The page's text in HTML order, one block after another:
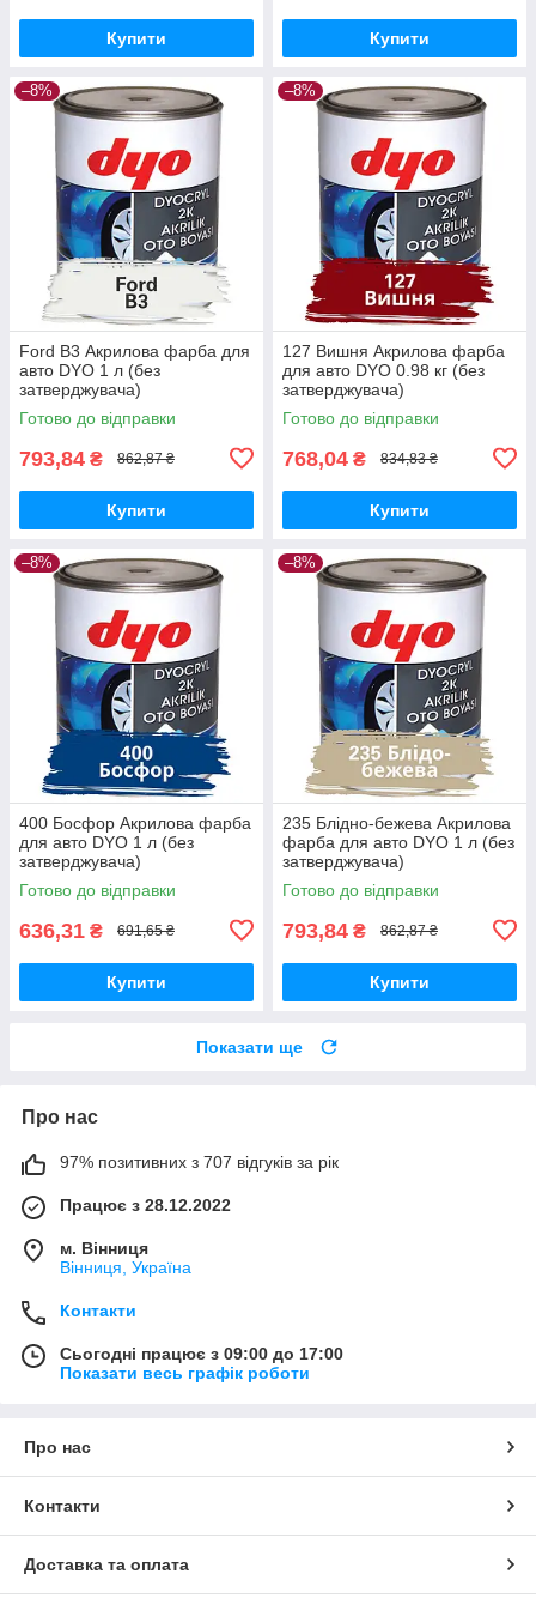
Купити Купити
–8%
Ford B3 Акрилова фарба для
авто DYO 1 л (без
затверджувача)
Готово до відправки
793,84 ₴ 862,87 ₴
Купити
–8%
127 Вишня Акрилова фарба
для авто DYO 0.98 кг (без
затверджувача)
Готово до відправки
768,04 ₴ 834,83 ₴
Купити
–8%
400 Босфор Акрилова фарба
для авто DYO 1 л (без
затверджувача)
Готово до відправки
636,31 ₴ 691,65 ₴
Купити
–8%
235 Блідно-бежева Акрилова
фарба для авто DYO 1 л (без
затверджувача)
Готово до відправки
793,84 ₴ 862,87 ₴
Купити
Показати ще
Про нас
97% позитивних з 707 відгуків за рік
Працює з 28.12.2022
м. Вінниця
Вінниця, Україна
Контакти
Сьогодні працює з 09:00 до 17:00
Показати весь графік роботи
Про нас
Контакти
Доставка та оплата